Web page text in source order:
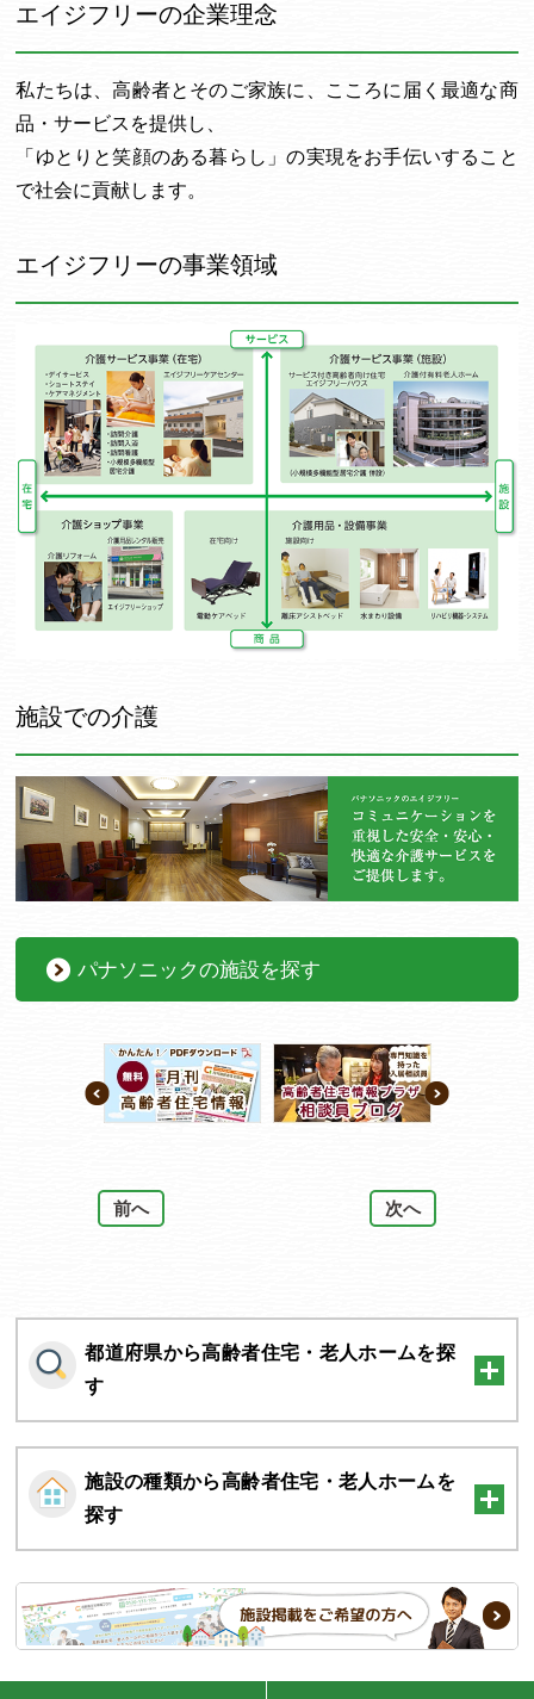
エイジフリーの企業理念
私たちは、高齢者とそのご家族に、こころに届く最適な商
品・サービスを提供し、
「ゆとりと笑顔のある暮らし」の実現をお手伝いすること
で社会に貢献します。
エイジフリーの事業領域
施設での介護
パナソニックの施設を探す
前へ 次へ
都道府県から高齢者住宅・老人ホームを探
す
施設の種類から高齢者住宅・老人ホームを
探す